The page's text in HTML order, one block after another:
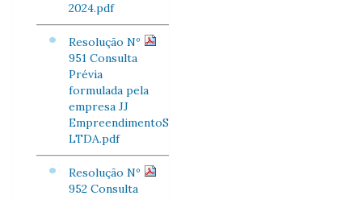
2024.pdf
Resolução Nº
951 Consulta
Prévia
formulada pela
empresa JJ
EmpreendimentoS
LTDA.pdf
Resolução Nº
952 Consulta